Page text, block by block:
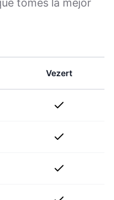
tomes la mejor
Vezert